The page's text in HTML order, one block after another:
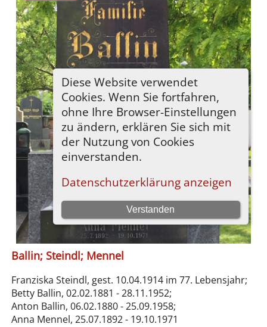
Ballin; Steindl; Mennel
Franziska Steindl, gest. 10.04.1914 im 77. Lebensjahr;
Betty Ballin, 02.02.1881 - 28.11.1952;
Anton Ballin, 06.02.1880 - 25.09.1958;
Anna Mennel, 25.07.1892 - 19.10.1971